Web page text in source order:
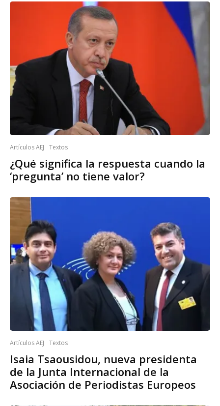
Artículos AEJ Textos
¿Qué significa la respuesta cuando la
‘pregunta’ no tiene valor?
Artículos AEJ Textos
Isaia Tsaousidou, nueva presidenta
de la Junta Internacional de la
Asociación de Periodistas Europeos